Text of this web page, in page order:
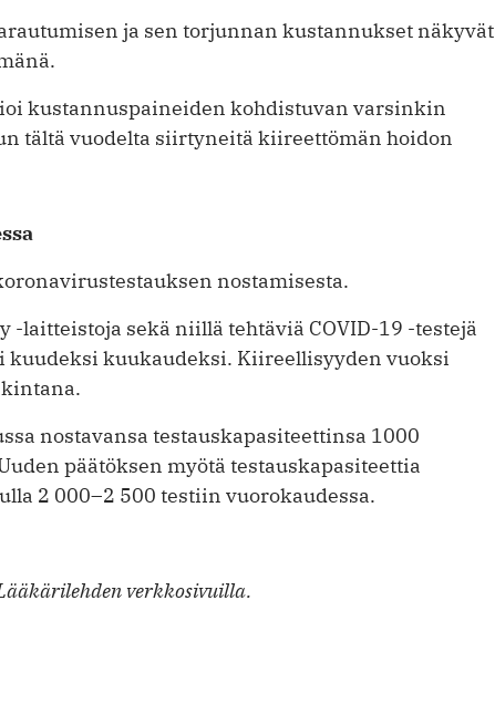
ja sen torjunnan kustannukset näkyvät
kustannuspaineiden kohdistuvan varsinkin
tältä vuodelta siirtyneitä kiireettömän hoidon
nostamisesta.
-laitteistoja sekä niillä tehtäviä COVID-19 -testejä
kuudeksi kuukaudeksi. Kiireellisyyden vuoksi
nostavansa testauskapasiteettinsa 1000
päätöksen myötä testauskapasiteettia
2 000–2 500 testiin vuorokaudessa.
verkkosivuilla.